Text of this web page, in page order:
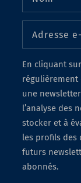
En cliquant
régulièrement
une
l’analyse des
stocker et à
les profils des
futurs
abonnés.